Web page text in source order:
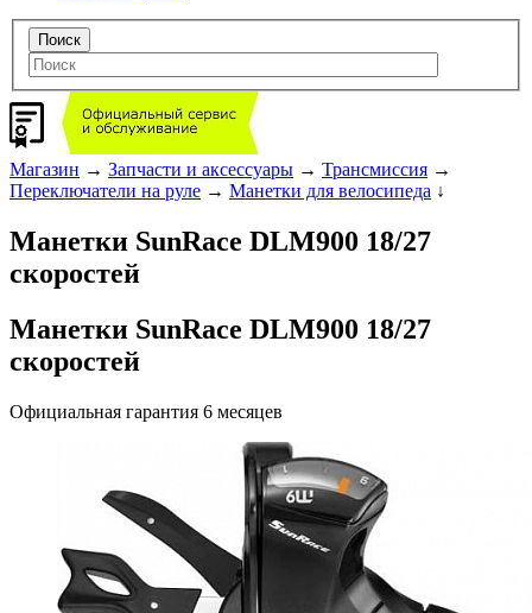
Магазин → Запчасти и аксессуары → Трансмиссия →
Переключатели на руле → Манетки для велосипеда ↓
Манетки SunRace DLM900 18/27
скоростей
Манетки SunRace DLM900 18/27
скоростей
Официальная гарантия 6 месяцев